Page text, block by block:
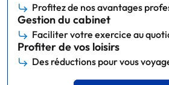
Profitez de nos avantages
Gestion du cabinet
Faciliter votre exercice au
Profiter de vos loisirs
Des réductions pour vous